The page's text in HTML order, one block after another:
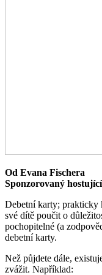
Od Evana Fischera
Sponzorovaný
Debetní karty; prakticky
své dítě poučit o
pochopitelné (a
debetní karty.
Než půjdete dále,
zvážit. Například: